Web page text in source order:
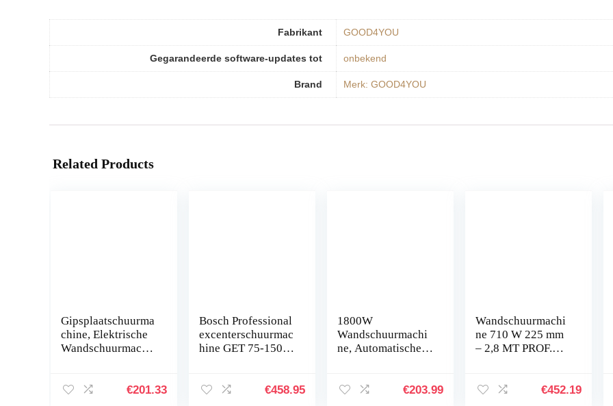
Fabrikant ‎GOOD4YOU
Gegarandeerde software-updates tot ‎onbekend
Brand Merk: GOOD4YOU
Related Products
Gipsplaatschuurma
chine, Elektrische
Wandschuurmachi
achine, 5
€201.33
Bosch Professional
excenterschuurmac
hine GET 75-150
150 mm, in L-€458.95
1800W
Wandschuurmachi
ne, Automatische
Telescopische€203.99
Wandschuurmachi
ne 710 W 225 mm
– 2,8 MT PROF.
€452.19